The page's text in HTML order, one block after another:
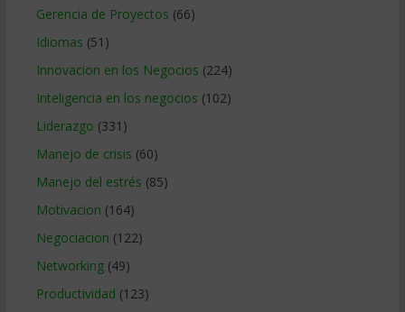
Gerencia de Proyectos (66)
Idiomas (51)
Innovacion en los Negocios (224)
Inteligencia en los negocios (102)
Liderazgo (331)
Manejo de crisis (60)
Manejo del estrés (85)
Motivacion (164)
Negociacion (122)
Networking(49)
Productividad (123)